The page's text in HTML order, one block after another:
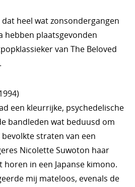
heel wat zonsondergangen
hebben plaatsgevonden
van The Beloved
een kleurrijke, psychedelische
bandleden wat beduusd om
straten van een
Nicolette Suwoton haar
horen in een Japanse kimono.
mij mateloos, evenals de